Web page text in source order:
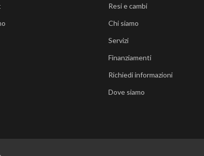
Resi e cambi
Chi siamo
Servizi
Finanziamenti
Richiedi informazioni
Dove siamo